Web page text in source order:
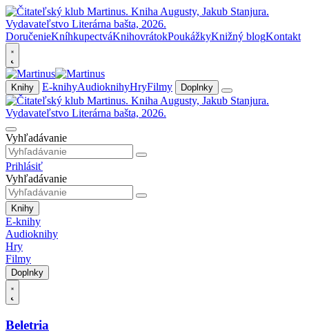
DoručenieKníhkupectváKnihovrátokPoukážkyKnižný blogKontakt
Knihy E-knihyAudioknihyHryFilmy Doplnky
Vyhľadávanie
Prihlásiť
Vyhľadávanie
Knihy
E-knihy
Audioknihy
Hry
Filmy
Doplnky
Beletria